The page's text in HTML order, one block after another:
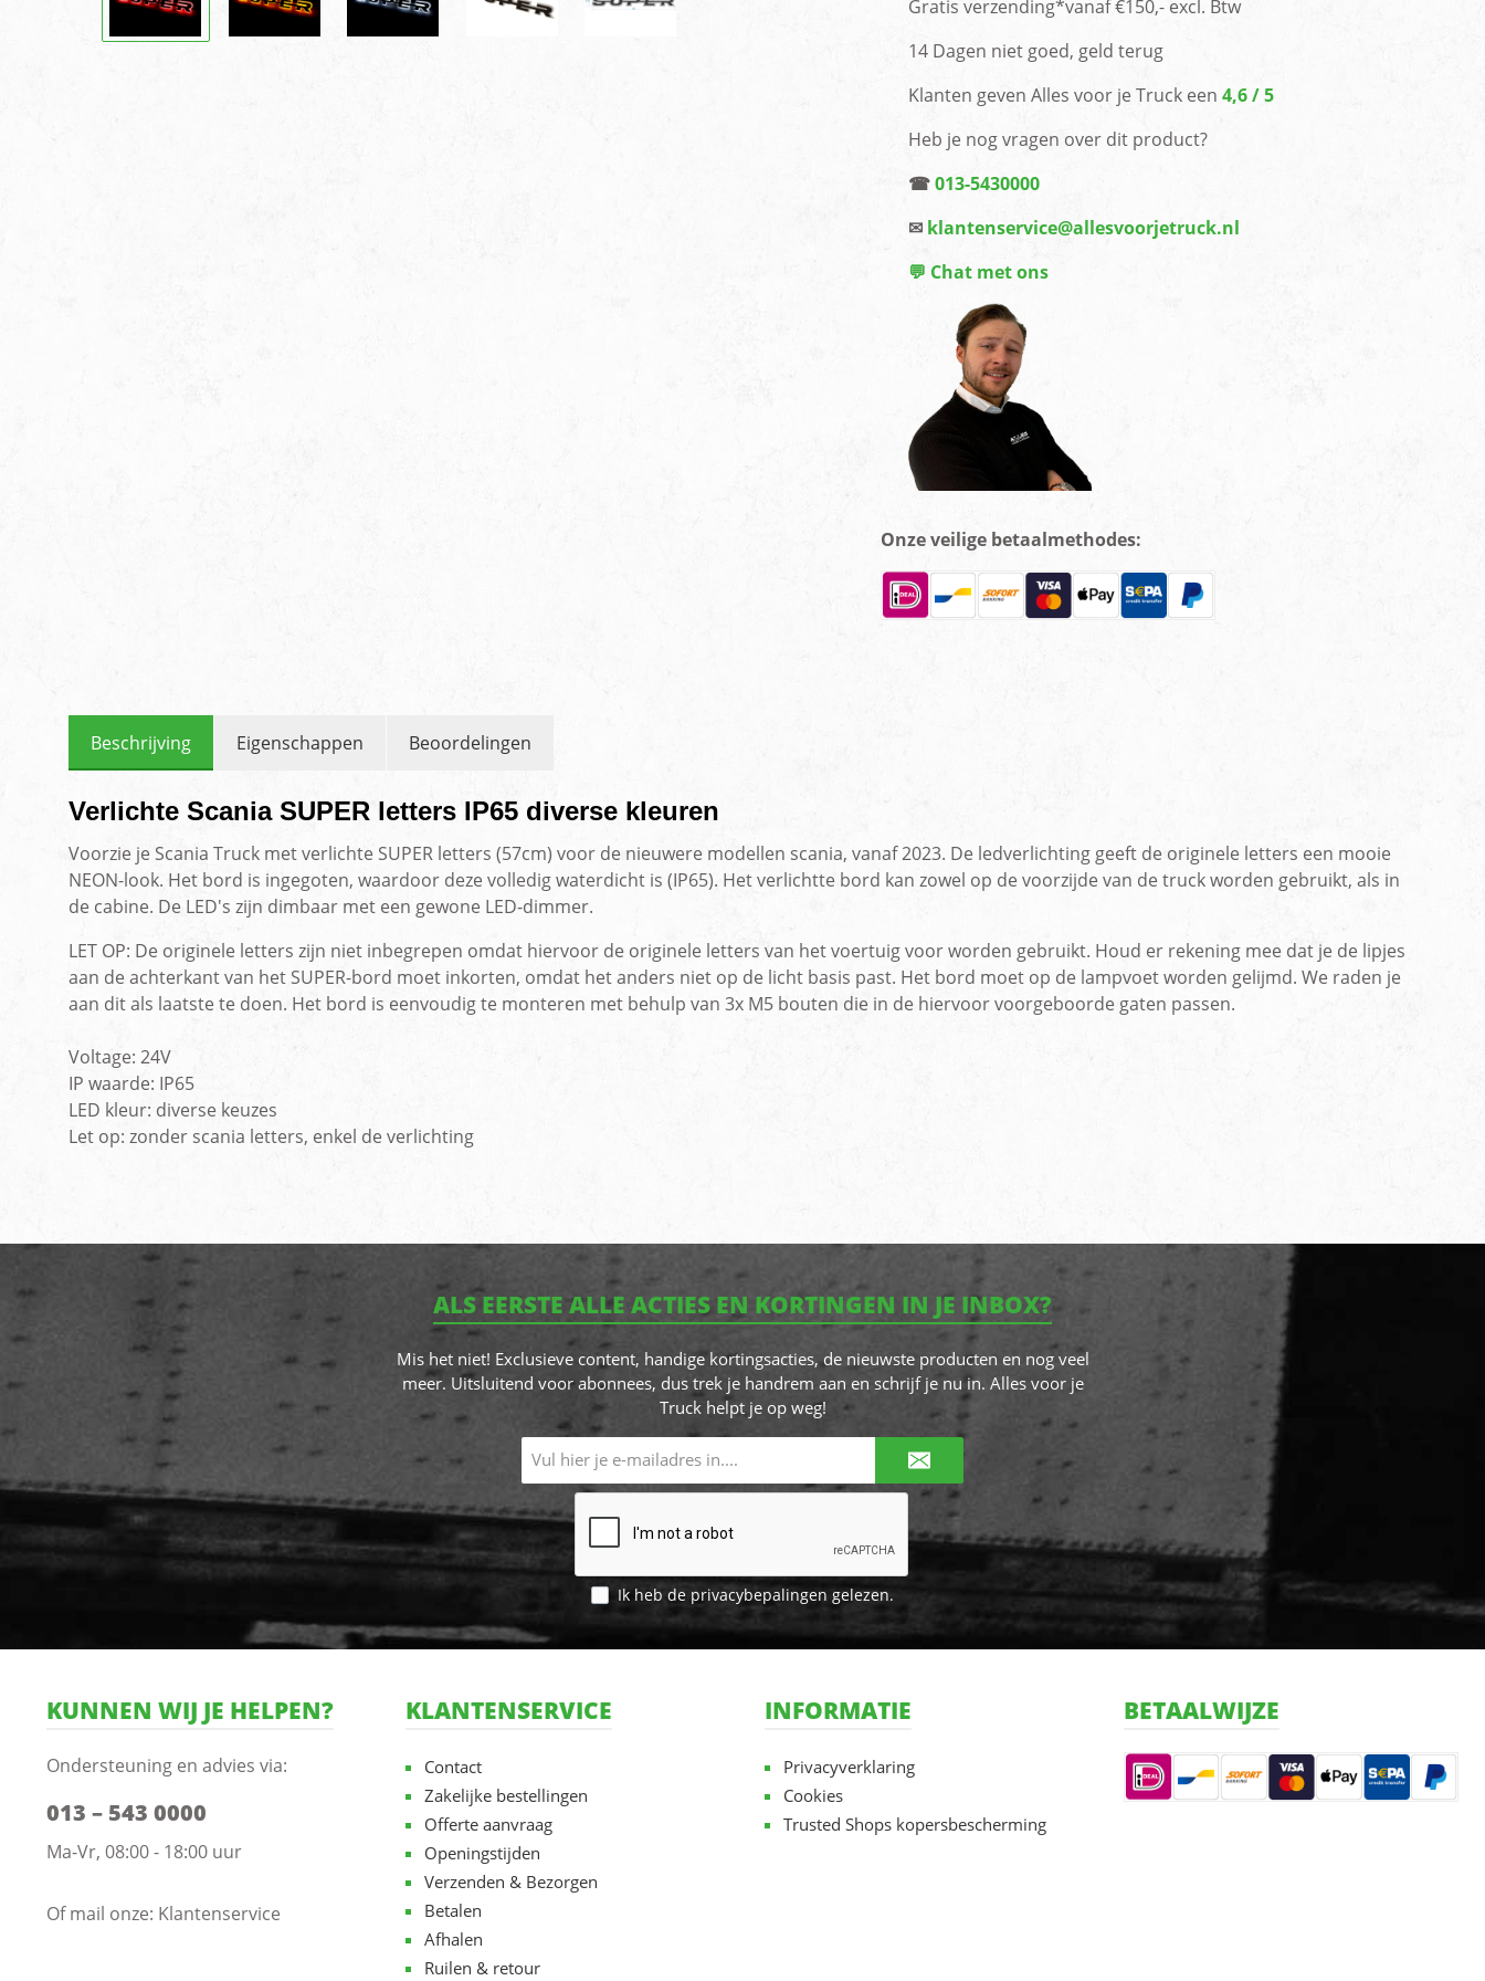
Gratis verzending*vanaf €150,- excl. Btw
14 Dagen niet goed, geld terug
Klanten geven Alles voor je Truck een 4,6 / 5
Heb je nog vragen over dit product?
☎013-5430000
✉ klantenservice@allesvoorjetruck.nl
💬 Chat met ons
Onze veilige betaalmethodes:
Beschrijving Eigenschappen Beoordelingen
Verlichte Scania SUPER letters IP65 diverse kleuren
Voorzie je Scania Truck met verlichte SUPER letters (57cm) voor de nieuwere modellen scania, vanaf 2023. De ledverlichting geeft de originele letters een mooie
NEON-look. Het bord is ingegoten, waardoor deze volledig waterdicht is (IP65). Het verlichtte bord kan zowel op de voorzijde van de truck worden gebruikt, als in
de cabine. De LED's zijn dimbaar met een gewone LED-dimmer.
LET OP: De originele letters zijn niet inbegrepen omdat hiervoor de originele letters van het voertuig voor worden gebruikt. Houd er rekening mee dat je de lipjes
aan de achterkant van het SUPER-bord moet inkorten, omdat het anders niet op de licht basis past. Het bord moet op de lampvoet worden gelijmd. We raden je
aan dit als laatste te doen. Het bord is eenvoudig te monteren met behulp van 3x M5 bouten die in de hiervoor voorgeboorde gaten passen.
Voltage: 24V
IP waarde: IP65
LED kleur: diverse keuzes
Let op: zonder scania letters, enkel de verlichting
ALS EERSTE ALLE ACTIES EN KORTINGEN IN JE INBOX?
Mis het niet! Exclusieve content, handige kortingsacties, de nieuwste producten en nog veel
meer. Uitsluitend voor abonnees, dus trek je handrem aan en schrijf je nu in. Alles voor je
Truck helpt je op weg!
mailadres*
Ik heb de privacybepalingen gelezen.
KUNNEN WIJ JE HELPEN?
Ondersteuning en advies via:
013 – 543 0000
Ma-Vr, 08:00 - 18:00 uur
Of mail onze: Klantenservice
KLANTENSERVICE
Contact
Zakelijke bestellingen
Offerte aanvraag
Openingstijden
Verzenden & Bezorgen
Betalen
Afhalen
Ruilen & retour
INFORMATIE
Privacyverklaring
Cookies
Trusted Shops kopersbescherming
BETAALWIJZE